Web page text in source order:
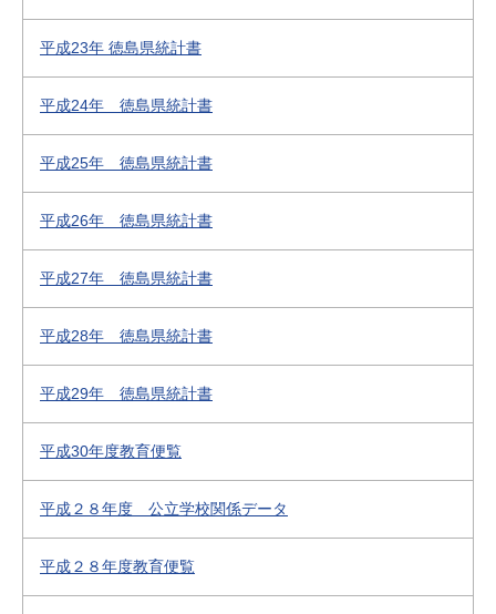
平成23年 徳島県統計書
平成24年 徳島県統計書
平成25年 徳島県統計書
平成26年 徳島県統計書
平成27年 徳島県統計書
平成28年 徳島県統計書
平成29年 徳島県統計書
平成30年度教育便覧
平成２８年度 公立学校関係データ
平成２８年度教育便覧